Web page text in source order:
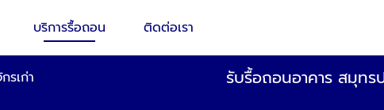
บริการรื้อถอน ติดต่อเรา
รเก่า รับรื้อถอนอาคาร สมุทร